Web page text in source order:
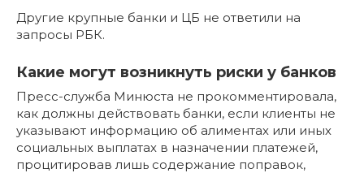
Другие крупные банки и ЦБ не ответили на
запросы РБК.
Какие могут возникнуть риски у банков
Пресс-служба Минюста не прокомментировала,
как должны действовать банки, если клиенты не
указывают информацию об алиментах или иных
социальных выплатах в назначении платежей,
процитировав лишь содержание поправок,